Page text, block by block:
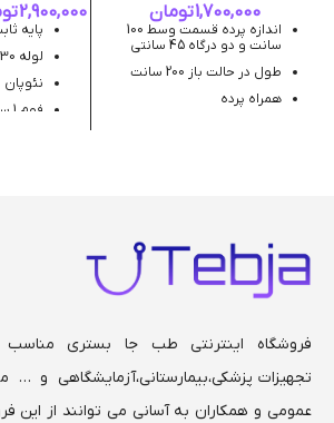
1,700,000تومان
اندازه پرده قسمت وسط 100
سانت و دو درگاه 45 سانتی
طول در حالت باز 200 سانت
همراه پرده
2,900,000
پایه
لوله 30
نئوپان
فوم 1 سانت
فروشگاه اینترنتی طب جا بستری مناسب
تجهیزات پزشکی،بیمارستانی،آزمایشگاهی و …
عمومی و همکاران به آسانی می توانند از این